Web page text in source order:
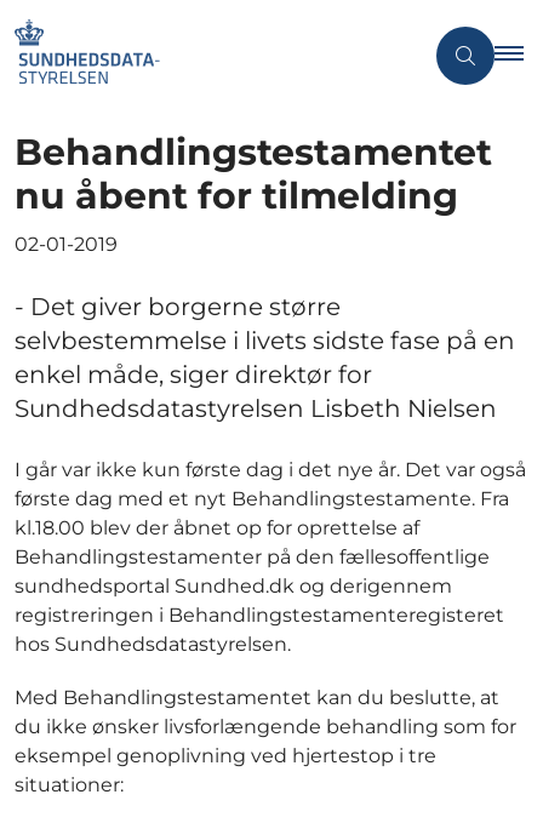
Behandlingstestamentet
nu åbent for tilmelding
02-01-2019
- Det giver borgerne større
selvbestemmelse i livets sidste fase på en
enkel måde, siger direktør for
Sundhedsdatastyrelsen Lisbeth Nielsen
I går var ikke kun første dag i det nye år. Det var også
første dag med et nyt Behandlingstestamente. Fra
kl.18.00 blev der åbnet op for oprettelse af
Behandlingstestamenter på den fællesoffentlige
sundhedsportal Sundhed.dk og derigennem
registreringen i Behandlingstestamenteregisteret
hos Sundhedsdatastyrelsen.
Med Behandlingstestamentet kan du beslutte, at
du ikke ønsker livsforlængende behandling som for
eksempel genoplivning ved hjertestop i tre
situationer: